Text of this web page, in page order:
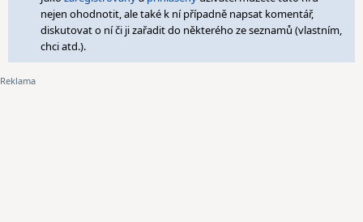
nejen ohodnotit, ale také k ní případně napsat komentář,
diskutovat o ní či ji zařadit do některého ze seznamů (vlastním,
chci atd.).